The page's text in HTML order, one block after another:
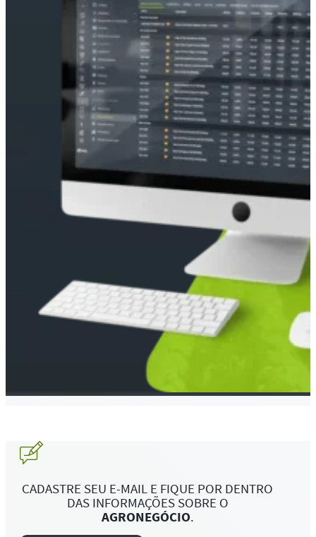
CADASTRE SEU E-MAIL E FIQUE POR DENTRO
DAS INFORMAÇÕES SOBRE O
AGRONEGÓCIO.